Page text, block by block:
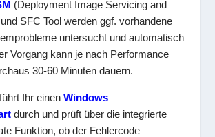
(Deployment Image Servicing and
SFC Tool werden ggf. vorhandene
untersucht und automatisch
Vorgang kann je nach Performance
30-60 Minuten dauern.
Ihr einenWindows
durch und prüft über die integrierte
Funktion, ob der Fehlercode